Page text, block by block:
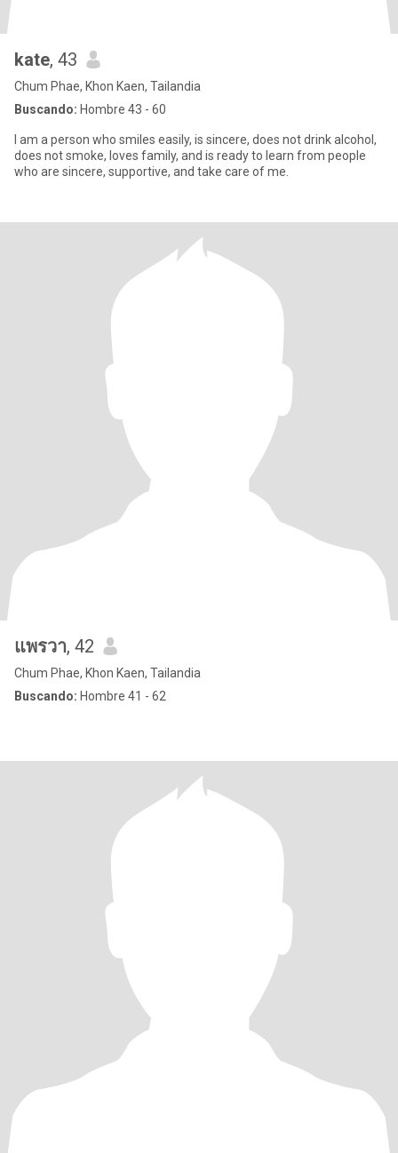
kate, 43
Chum Phae, Khon Kaen, Tailandia
Buscando: Hombre 43 - 60
I am a person who smiles easily, is sincere, does not drink alcohol,
does not smoke, loves family, and is ready to learn from people
who are sincere, supportive, and take care of me.
แพรวา, 42
Chum Phae, Khon Kaen, Tailandia
Buscando: Hombre 41 - 62